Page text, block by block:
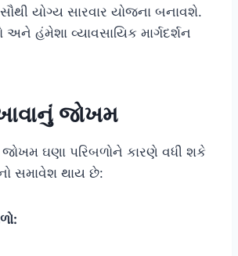
યોગ્ય સારવાર યોજના બનાવશે.
અને હંમેશા વ્યાવસાયિક માર્ગદર્શન
જોખમ
જોખમ ઘણા પરિબળોને કારણે વધી શકે
સમાવેશ થાય છે: